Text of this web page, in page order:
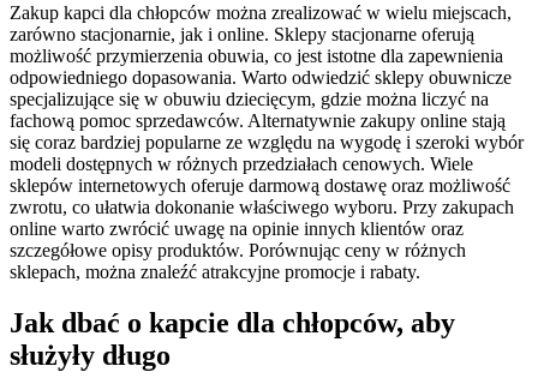
Zakup kapci dla chłopców można zrealizować w wielu miejscach,
zarówno stacjonarnie, jak i online. Sklepy stacjonarne oferują
możliwość przymierzenia obuwia, co jest istotne dla zapewnienia
odpowiedniego dopasowania. Warto odwiedzić sklepy obuwnicze
specjalizujące się w obuwiu dziecięcym, gdzie można liczyć na
fachową pomoc sprzedawców. Alternatywnie zakupy online stają
się coraz bardziej popularne ze względu na wygodę i szeroki wybór
modeli dostępnych w różnych przedziałach cenowych. Wiele
sklepów internetowych oferuje darmową dostawę oraz możliwość
zwrotu, co ułatwia dokonanie właściwego wyboru. Przy zakupach
online warto zwrócić uwagę na opinie innych klientów oraz
szczegółowe opisy produktów. Porównując ceny w różnych
sklepach, można znaleźć atrakcyjne promocje i rabaty.
Jak dbać o kapcie dla chłopców, aby
służyły długo